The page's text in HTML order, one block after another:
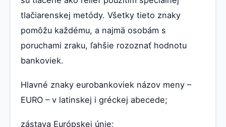
tlačiarenskej metódy. Všetky tieto znaky
pomôžu každému, a najmä osobám s
poruchami zraku, ľahšie rozoznať hodnotu
bankoviek.
Hlavné znaky eurobankoviek názov meny –
EURO – v latinskej i gréckej abecede;
zástava Európskej únie;